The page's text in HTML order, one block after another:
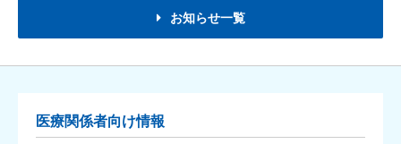
お知らせ一覧
医療関係者向け情報